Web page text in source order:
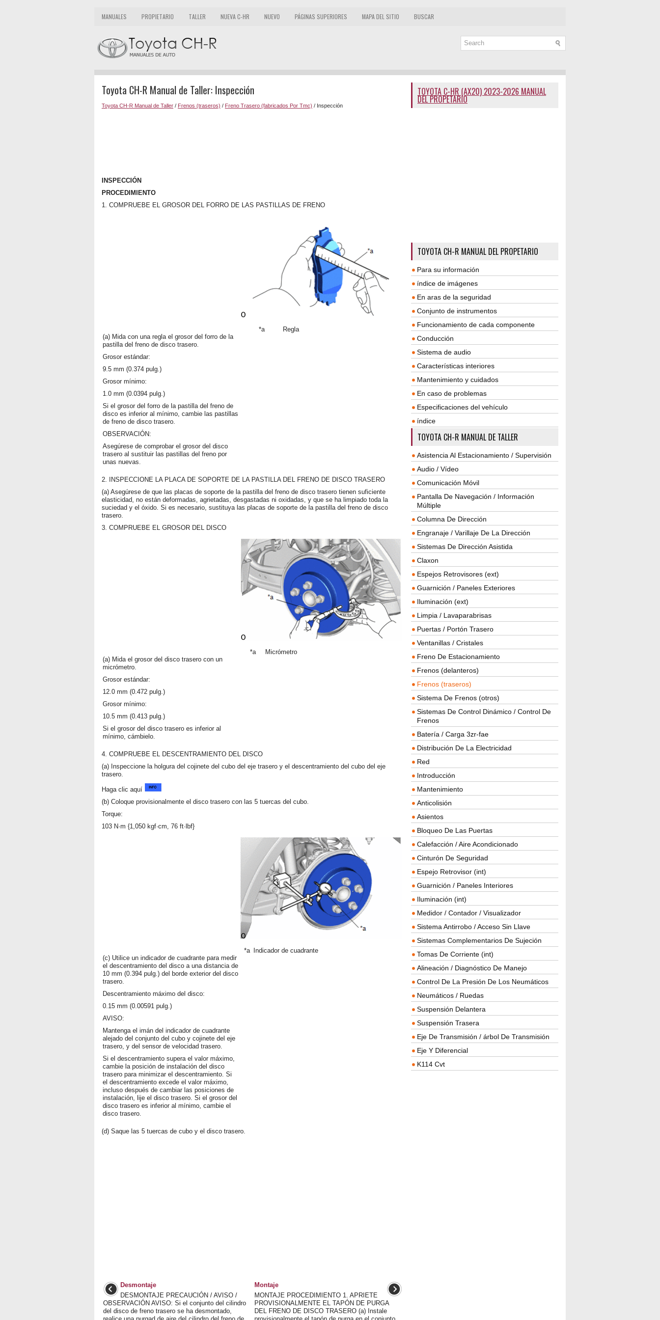
MANUALES PROPIETARIO TALLER NUEVA C-HR NUEVO PÁGINAS SUPERIORES MAPA DEL SITIO BUSCAR
Toyota CH-R Manual de Taller: Inspección
Toyota CH-R Manual de Taller / Frenos (traseros) / Freno Trasero (fabricados Por Tmc) / Inspección
INSPECCIÓN
PROCEDIMIENTO
1. COMPRUEBE EL GROSOR DEL FORRO DE LAS PASTILLAS DE FRENO
(a) Mida con una regla el grosor del forro de la
pastilla del freno de disco trasero.
Grosor estándar:
9.5 mm (0.374 pulg.)
Grosor mínimo:
1.0 mm (0.0394 pulg.)
Si el grosor del forro de la pastilla del freno de
disco es inferior al mínimo, cambie las pastillas
de freno de disco trasero.
OBSERVACIÓN:
Asegúrese de comprobar el grosor del disco
trasero al sustituir las pastillas del freno por
unas nuevas.
*a Regla
2. INSPECCIONE LA PLACA DE SOPORTE DE LA PASTILLA DEL FRENO DE DISCO TRASERO
(a) Asegúrese de que las placas de soporte de la pastilla del freno de disco trasero tienen suficiente
elasticidad, no están deformadas, agrietadas, desgastadas ni oxidadas, y que se ha limpiado toda la
suciedad y el óxido. Si es necesario, sustituya las placas de soporte de la pastilla del freno de disco
trasero.
3. COMPRUEBE EL GROSOR DEL DISCO
(a) Mida el grosor del disco trasero con un
micrómetro.
Grosor estándar:
12.0 mm (0.472 pulg.)
Grosor mínimo:
10.5 mm (0.413 pulg.)
Si el grosor del disco trasero es inferior al
mínimo, cámbielo.
*a Micrómetro
4. COMPRUEBE EL DESCENTRAMIENTO DEL DISCO
(a) Inspeccione la holgura del cojinete del cubo del eje trasero y el descentramiento del cubo del eje
trasero.
Haga clic aquí
(b) Coloque provisionalmente el disco trasero con las 5 tuercas del cubo.
Torque:
103 N·m {1,050 kgf·cm, 76 ft·lbf}
(c) Utilice un indicador de cuadrante para medir
el descentramiento del disco a una distancia de
10 mm (0.394 pulg.) del borde exterior del disco
trasero.
Descentramiento máximo del disco:
0.15 mm (0.00591 pulg.)
AVISO:
Mantenga el imán del indicador de cuadrante
alejado del conjunto del cubo y cojinete del eje
trasero, y del sensor de velocidad trasero.
Si el descentramiento supera el valor máximo,
cambie la posición de instalación del disco
trasero para minimizar el descentramiento. Si
el descentramiento excede el valor máximo,
incluso después de cambiar las posiciones de
instalación, lije el disco trasero. Si el grosor del
disco trasero es inferior al mínimo, cambie el
disco trasero.
*a Indicador de cuadrante
(d) Saque las 5 tuercas de cubo y el disco trasero.
Desmontaje
DESMONTAJE PRECAUCIÓN / AVISO /
OBSERVACIÓN AVISO: Si el conjunto del cilindro
del disco de freno trasero se ha desmontado,
Montaje
MONTAJE PROCEDIMIENTO 1. APRIETE
PROVISIONALMENTE EL TAPÓN DE PURGA
DEL FRENO DE DISCO TRASERO (a) Instale
TOYOTA C-HR (AX20) 2023-2026 MANUAL
DEL PROPETARIO
TOYOTA CH-R MANUAL DEL PROPETARIO
Para su información
índice de imágenes
En aras de la seguridad
Conjunto de instrumentos
Funcionamiento de cada componente
Conducción
Sistema de audio
Características interiores
Mantenimiento y cuidados
En caso de problemas
Especificaciones del vehículo
índice
TOYOTA CH-R MANUAL DE TALLER
Asistencia Al Estacionamiento / Supervisión
Audio / Vídeo
Comunicación Móvil
Pantalla De Navegación / Información
Múltiple
Columna De Dirección
Engranaje / Varillaje De La Dirección
Sistemas De Dirección Asistida
Claxon
Espejos Retrovisores (ext)
Guarnición / Paneles Exteriores
Iluminación (ext)
Limpia / Lavaparabrisas
Puertas / Portón Trasero
Ventanillas / Cristales
Freno De Estacionamiento
Frenos (delanteros)
Frenos (traseros)
Sistema De Frenos (otros)
Sistemas De Control Dinámico / Control De
Frenos
Batería / Carga 3zr-fae
Distribución De La Electricidad
Red
Introducción
Mantenimiento
Anticolisión
Asientos
Bloqueo De Las Puertas
Calefacción / Aire Acondicionado
Cinturón De Seguridad
Espejo Retrovisor (int)
Guarnición / Paneles Interiores
Iluminación (int)
Medidor / Contador / Visualizador
Sistema Antirrobo / Acceso Sin Llave
Sistemas Complementarios De Sujeción
Tomas De Corriente (int)
Alineación / Diagnóstico De Manejo
Control De La Presión De Los Neumáticos
Neumáticos / Ruedas
Suspensión Delantera
Suspensión Trasera
Eje De Transmisión / árbol De Transmisión
Eje Y Diferencial
K114 Cvt